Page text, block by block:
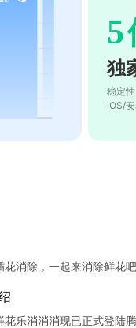
5
独
稳定
iOS/
消除，一起来消除鲜花吧
乐消消消现已正式登陆